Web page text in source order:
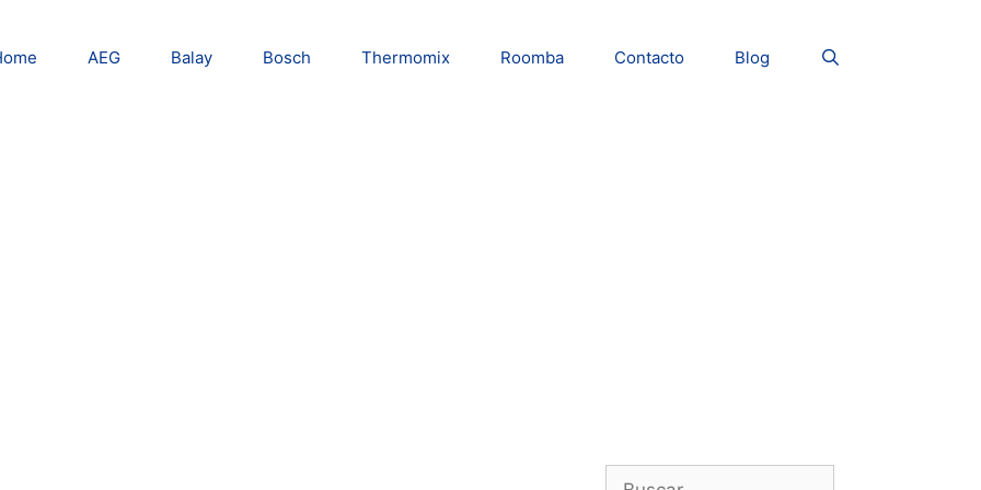
AEG Balay Bosch Thermomix Roomba Contacto Blog
Buscar: